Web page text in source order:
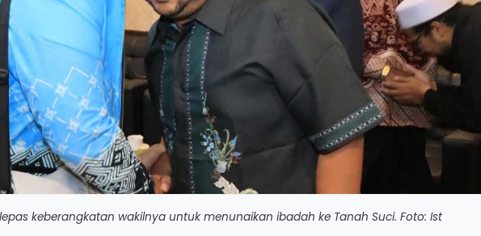
keberangkatan wakilnya untuk menunaikan ibadah ke Tanah Suci. Foto: Ist